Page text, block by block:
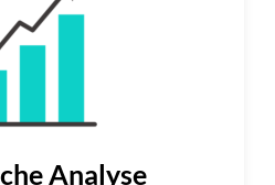
Analyse